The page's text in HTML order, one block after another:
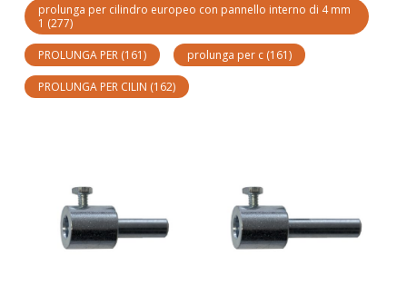
prolunga per cilindro europeo con pannello interno di 4 mm
1 (277)
PROLUNGA PER (161) prolunga per c (161)
PROLUNGA PER CILIN (162)